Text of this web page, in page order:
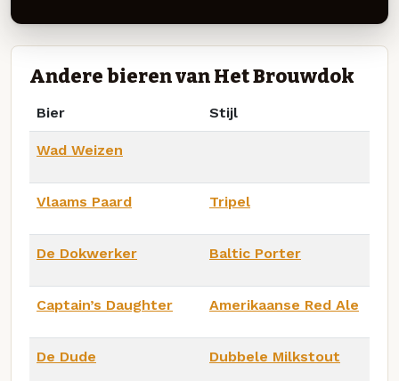
Andere bieren van Het Brouwdok
Bier Stijl
Wad Weizen
Vlaams Paard Tripel
De Dokwerker Baltic Porter
Captain’s Daughter Amerikaanse Red Ale
De Dude Dubbele Milkstout